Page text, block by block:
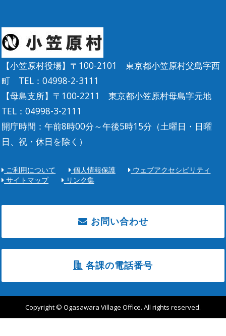
【小笠原村役場】〒100-2101 東京都小笠原村父島字西
町 TEL：04998-2-3111
【母島支所】〒100-2211 東京都小笠原村母島字元地
TEL：04998-3-2111
開庁時間：午前8時00分～午後5時15分（土曜日・日曜
日、祝・休日を除く）
ご利用について 個人情報保護
ウェブアクセシビリティ
サイトマップ
リンク集
お問い合わせ
各課の電話番号
Copyright © Ogasawara Village Office. All rights reserved.